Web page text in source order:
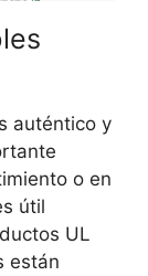
auténtico y
o en
útil
UL
están